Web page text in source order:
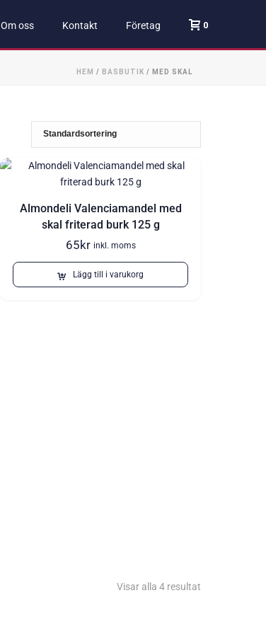
Om oss Kontakt Företag 0
HEM / BASBUTIK / MED SKAL
Almondeli Valenciamandel med
skal friterad burk 125 g
65kr inkl. moms
Lägg till i varukorg
Visar alla 4 resultat